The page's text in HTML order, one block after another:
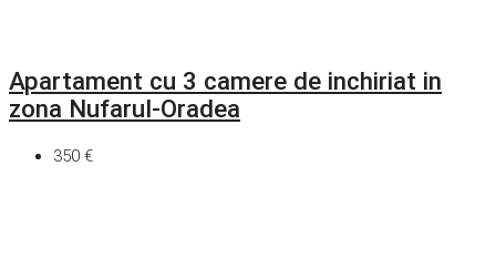
Apartament cu 3 camere de inchiriat in
zona Nufarul-Oradea
350 €